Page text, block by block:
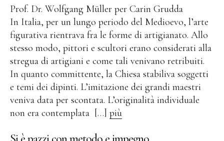
Vita
Video
Letteratura
Contatto
Contatto
Prof. Dr. Wolfgang Müller per Carin Grudda
In Italia, per un lungo periodo del Medioevo, l’arte
figurativa rientrava fra le forme di artigianato. Allo
stesso modo, pittori e scultori erano considerati alla
stregua di artigiani e come tali venivano retribuiti.
In quanto committente, la Chiesa stabiliva soggetti
e temi dei dipinti. L’imitazione dei grandi maestri
veniva data per scontata. L’originalità individuale
non era contemplata […] più